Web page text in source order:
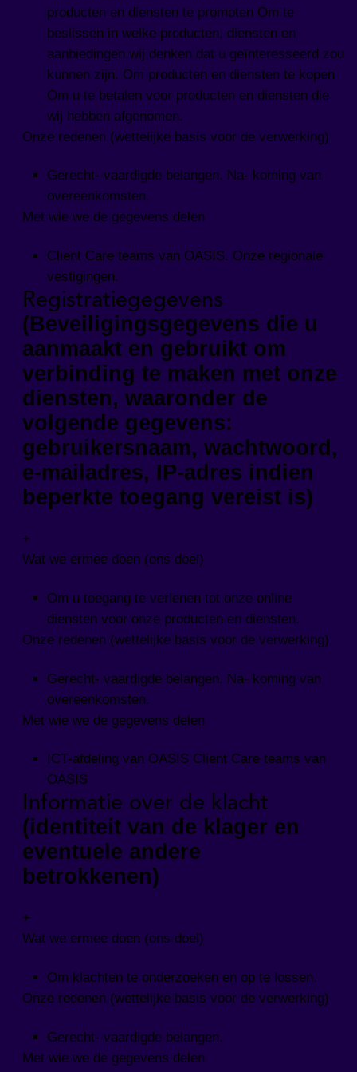
producten en diensten te promoten Om te
beslissen in welke producten, diensten en
aanbiedingen wij denken dat u geïnteresseerd zou
kunnen zijn. Om producten en diensten te kopen
Om u te betalen voor producten en diensten die
wij hebben afgenomen.
Onze redenen (wettelijke basis voor de verwerking)
Gerecht- vaardigde belangen. Na- koming van
overeenkomsten.
Met wie we de gegevens delen
Client Care teams van OASIS. Onze regionale
vestigingen.
Registratiegegevens
(Beveiligingsgegevens die u
aanmaakt en gebruikt om
verbinding te maken met onze
diensten, waaronder de
volgende gegevens:
gebruikersnaam, wachtwoord,
e-mailadres, IP-adres indien
beperkte toegang vereist is)
+
Wat we ermee doen (ons doel)
Om u toegang te verlenen tot onze online
diensten voor onze producten en diensten.
Onze redenen (wettelijke basis voor de verwerking)
Gerecht- vaardigde belangen. Na- koming van
overeenkomsten.
Met wie we de gegevens delen
ICT-afdeling van OASIS Client Care teams van
OASIS
Informatie over de klacht
(identiteit van de klager en
eventuele andere
betrokkenen)
+
Wat we ermee doen (ons doel)
Om klachten te onderzoeken en op te lossen.
Onze redenen (wettelijke basis voor de verwerking)
Gerecht- vaardigde belangen.
Met wie we de gegevens delen